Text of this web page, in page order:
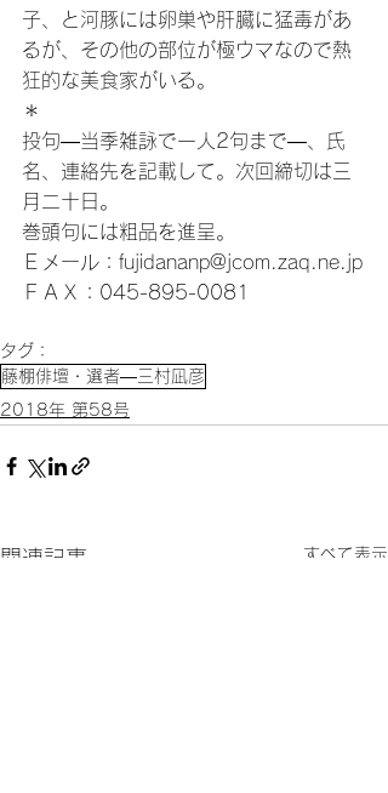
子、と河豚には卵巣や肝臓に猛毒があ
るが、その他の部位が極ウマなので熱
狂的な美食家がいる。
＊
投句―当季雑詠で一人2句まで―、氏
名、連絡先を記載して。次回締切は三
月二十日。
巻頭句には粗品を進呈。
Ｅメール：fujidananp@jcom.zaq.ne.jp
ＦＡＸ：045-895-0081
タグ：
藤棚俳壇・選者―三村凪彦
2018年 第58号
関連記事 すべて表示